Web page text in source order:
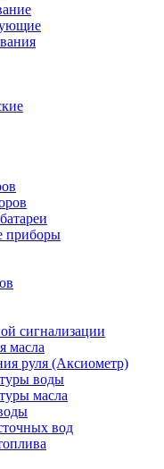
приборы
сигнализации
масла
руля (Аксиометр)
воды
масла
вод